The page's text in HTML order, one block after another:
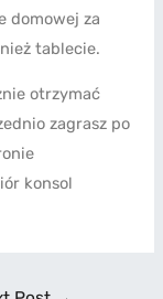
domowej za
tablecie.
otrzymać
zagrasz po
konsol